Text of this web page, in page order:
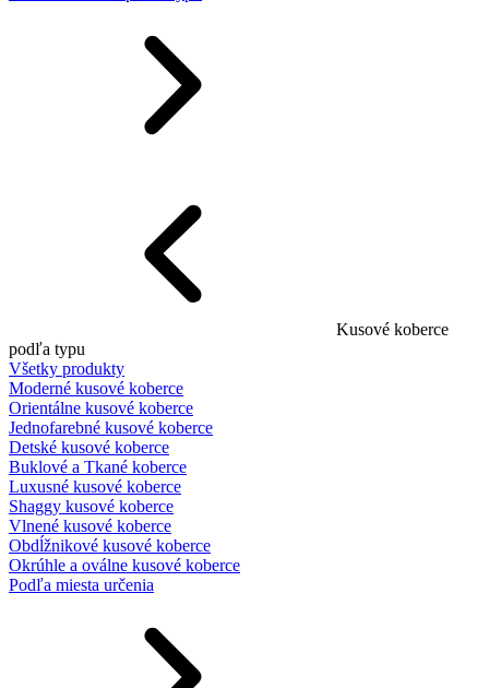
Kusové koberce
podľa typu
Všetky produkty
Moderné kusové koberce
Orientálne kusové koberce
Jednofarebné kusové koberce
Detské kusové koberce
Buklové a Tkané koberce
Luxusné kusové koberce
Shaggy kusové koberce
Vlnené kusové koberce
Obdĺžnikové kusové koberce
Okrúhle a oválne kusové koberce
Podľa miesta určenia